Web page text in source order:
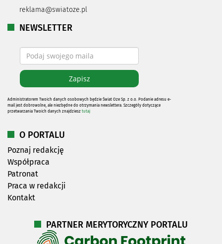
reklama@swiatoze.pl
NEWSLETTER
Administratorem Twoich danych osobowych będzie Świat Oze Sp. z o.o. Podanie adresu e-
mail jest dobrowolne, ale niezbędne do otrzymania newslettera. Szczegóły dotyczące
przetwarzania Twoich danych znajdziesz tutaj
O PORTALU
Poznaj redakcję
Współpraca
Patronat
Praca w redakcji
Kontakt
PARTNER MERYTORYCZNY PORTALU